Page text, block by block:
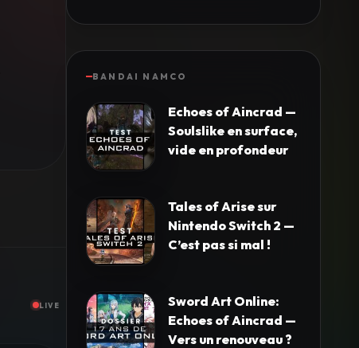
LIVE
BANDAI NAMCO
Echoes of Aincrad —
Soulslike en surface,
vide en profondeur
Tales of Arise sur
Nintendo Switch 2 —
C’est pas si mal !
Sword Art Online:
Echoes of Aincrad —
Vers un renouveau ?